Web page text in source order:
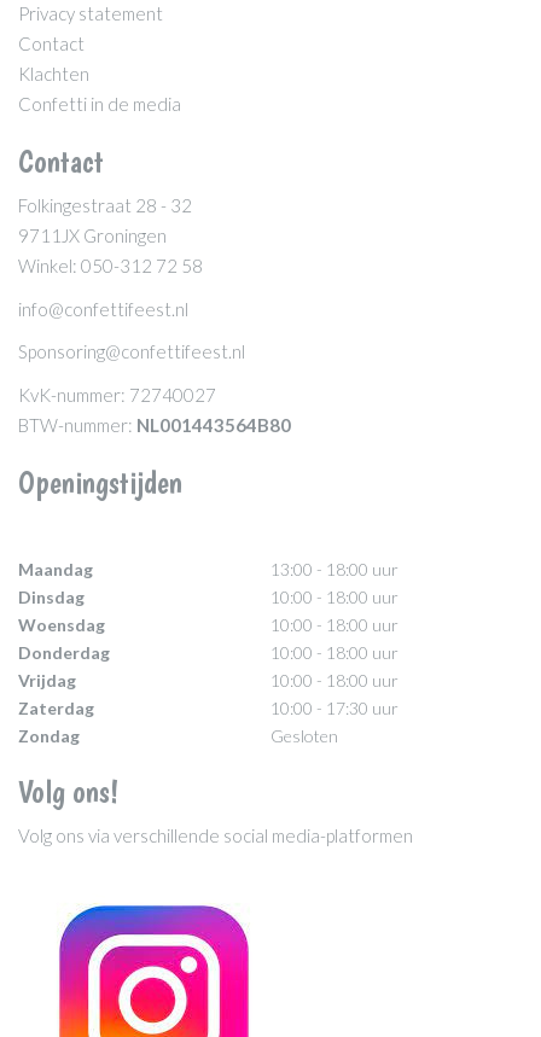
Privacy statement
Contact
Klachten
Confetti in de media
Contact
Folkingestraat 28 - 32
9711JX Groningen
Winkel: 050-312 72 58
info@confettifeest.nl
Sponsoring@confettifeest.nl
KvK-nummer: 72740027
BTW-nummer: NL001443564B80
Openingstijden
Maandag
13:00 - 18:00 uur
Dinsdag
10:00 - 18:00 uur
Woensdag
10:00 - 18:00 uur
Donderdag
10:00 - 18:00 uur
Vrijdag
10:00 - 18:00 uur
Zaterdag
10:00 - 17:30 uur
Zondag
Gesloten
Volg ons!
Volg ons via verschillende social media-platformen